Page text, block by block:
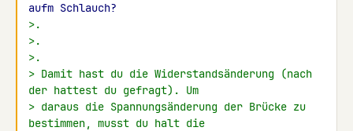
aufm Schlauch?
>.
>.
>.
> Damit hast du die Widerstandsänderung (nach
der hattest du gefragt). Um
> daraus die Spannungsänderung der Brücke zu
bestimmen, musst du halt die